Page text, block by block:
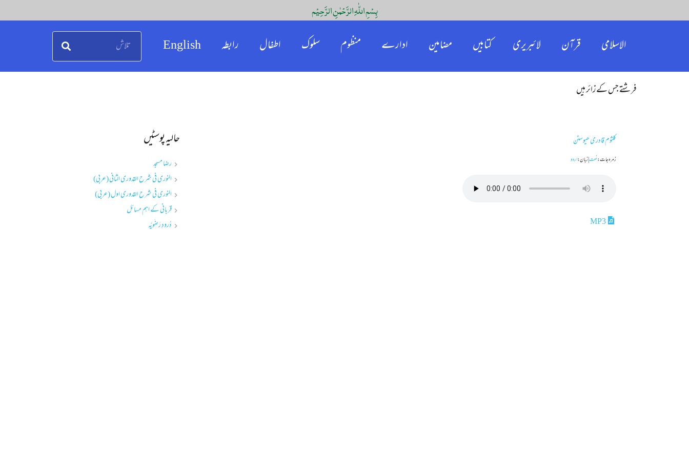
بِسْمِ اللّٰہِ الرَّحْمٰنِ الرَّحِیْم
الاسلامی
قرآن لائبریری کتابیں مضامین ادارے منظوم سلوک اطفال رابطہ English
فرشتے جس کے زائر ہیں
کلثوم قادری ھیوسٹن
زمرہ جات :نعت|زبان :اردو
MP3
حالیہ پوسٹیں
رضا مسجد
النوری فی شرح القدوری الثانی (عربی)
النوری فی شرح القدوری اول (عربی)
قربانی کے اہم مسائل
دُرودِ رَضَویَّہ